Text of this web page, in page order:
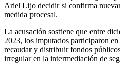
Ariel Lijo decidir si confirma
medida procesal.
La acusación sostiene que entre
2023, los imputados participaron
recaudar y distribuir fondos
irregular en la intermediación de